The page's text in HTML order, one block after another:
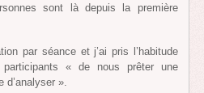
sont là depuis la première
par séance et j’ai pris l’habitude
« de nous prêter une
».